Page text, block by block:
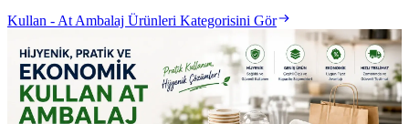
Kullan - At Ambalaj Ürünleri Kategorisini Gör